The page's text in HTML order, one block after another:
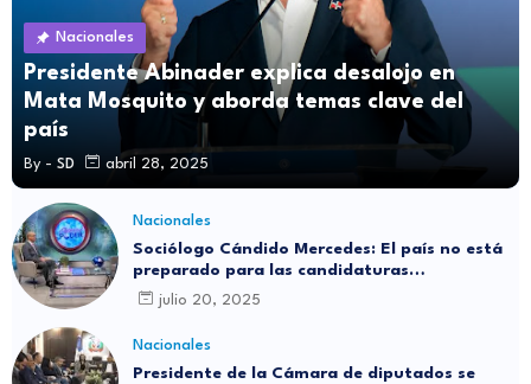
Nacionales
Presidente Abinader explica desalojo en
Mata Mosquito y aborda temas clave del
país
By - SD abril 28, 2025
Nacionales
Sociólogo Cándido Mercedes: El país no está
preparado para las candidaturas
independientes
julio 20, 2025
Nacionales
Presidente de la Cámara de diputados se